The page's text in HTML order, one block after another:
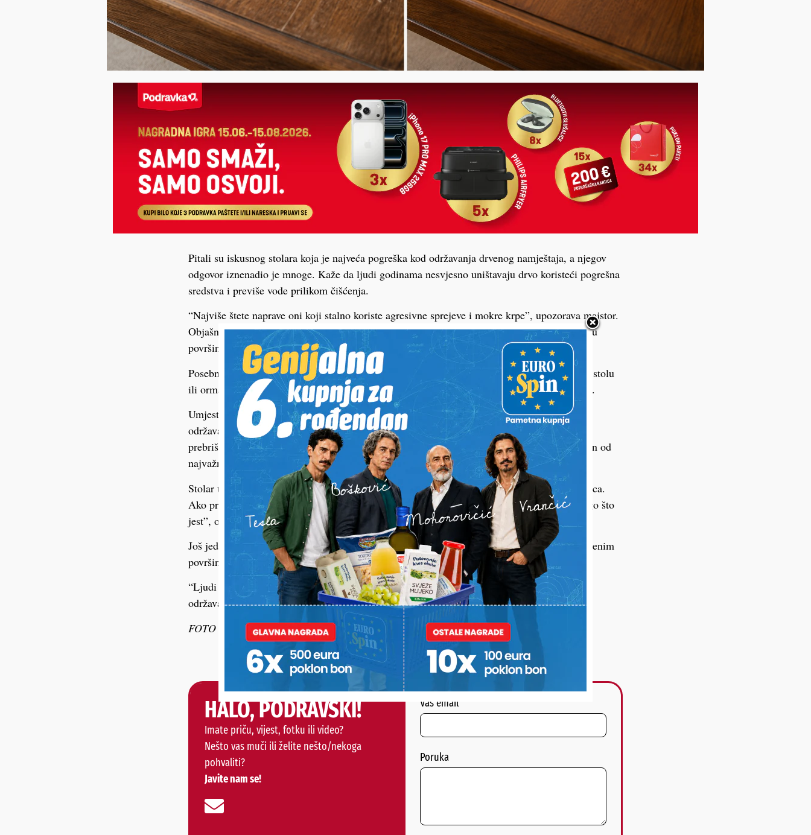
Pitali su iskusnog stolara koja je najveća pogreška kod održavanja drvenog namještaja, a njegov
odgovor iznenadio je mnoge. Kaže da ljudi godinama nesvjesno uništavaju drvo koristeći pogrešna
sredstva i previše vode prilikom čišćenja.
“Najviše štete naprave oni koji stalno koriste agresivne sprejeve i mokre krpe”, upozorava majstor.
Objašnjava da jaka sredstva s vremenom skidaju zaštitni sloj s drveta, dok višak vlage ulazi u
površinu i uzrokuje bubrenje, pucanje i gubitak sjaja.
Posebno upozorava na jednu naviku koju mnogi imaju, a to je prskanje sredstva direktno po stolu
ili ormariću. “Tekućina ostane na spojevima i rubovima gdje drvo najbrže upija vlagu”, kaže.
Umjesto kompliciranih preparata, njegova metoda je puno jednostavnija. Za svakodnevno
održavanje koristi samo mekanu krpu blago navlaženu vodom, a odmah nakon toga površinu
prebriše suhom krpom kako vlaga ne bi ostala na drvu. Upravo to stručnjaci navode kao jedan od
najvažnijih koraka za očuvanje drvenog namještaja.
Stolar tvrdi da mnogi unište namještaj i zbog pretjeranog ribanja. “Drvo nije kuhinjska pločica.
Ako prejako trljate površinu, s vremenom se skida završni sloj i namještaj izgleda starije nego što
jest”, objašnjava.
Još jedna velika pogreška je ostavljanje mokrih čaša, šalica ili vrućih posuda direktno na drvenim
površinama. Zbog toga nastaju bijele mrlje i tragovi koje je kasnije teško ukloniti.
“Ljudi misle da je drveni namještaj osjetljiv jer je star, a zapravo ga najviše uništi pogrešno
održavanje”, zaključio je iskusni majstor.
FOTO ilustracija
HALO, PODRAVSKI!
Imate priču, vijest, fotku ili video?
Nešto vas muči ili želite nešto/nekoga
pohvaliti?
Javite nam se!
Vaš email
Poruka